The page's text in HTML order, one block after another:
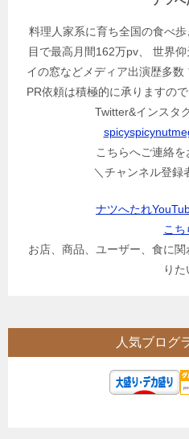
料理人家系に育ち全国の食べ
目で最高月間162万pv、 世界
イの窓などメディア出演歴多数
PR依頼は積極的に承りますの
Twitter&インスタ
こちらへご連絡を
＼チャンネル登録
ナツへたれ
こち
お店、商品、ユーザー、食に
りた
人気ブログ